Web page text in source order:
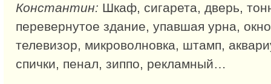
Константин: Шкаф, сигарета, дверь,
перевернутое здание, упавшая урна,
телевизор, микроволновка, штамп,
спички, пенал, зиппо, рекламный…